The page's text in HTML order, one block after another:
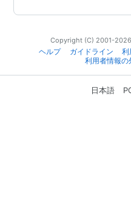
Copyright (C) 2001-
ヘルプ
ガイドライン 利
利用者情報の
日本語